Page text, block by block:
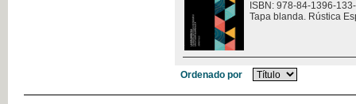
ISBN: 978-84-1396-
Tapa blanda. Rústica
Ordenado por